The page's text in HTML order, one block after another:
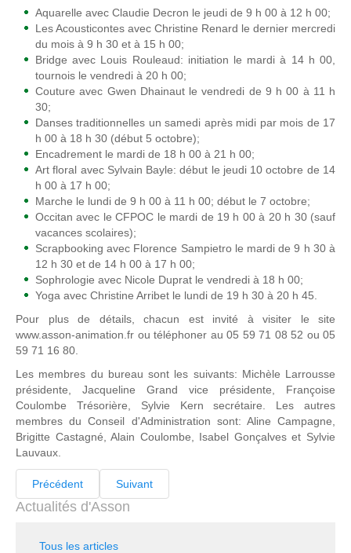
Aquarelle avec Claudie Decron le jeudi de 9 h 00 à 12 h 00;
Les Acousticontes avec Christine Renard le dernier mercredi
du mois à 9 h 30 et à 15 h 00;
Bridge avec Louis Rouleaud: initiation le mardi à 14 h 00,
tournois le vendredi à 20 h 00;
Couture avec Gwen Dhainaut le vendredi de 9 h 00 à 11 h
30;
Danses traditionnelles un samedi après midi par mois de 17
h 00 à 18 h 30 (début 5 octobre);
Encadrement le mardi de 18 h 00 à 21 h 00;
Art floral avec Sylvain Bayle: début le jeudi 10 octobre de 14
h 00 à 17 h 00;
Marche le lundi de 9 h 00 à 11 h 00; début le 7 octobre;
Occitan avec le CFPOC le mardi de 19 h 00 à 20 h 30 (sauf
vacances scolaires);
Scrapbooking avec Florence Sampietro le mardi de 9 h 30 à
12 h 30 et de 14 h 00 à 17 h 00;
Sophrologie avec Nicole Duprat le vendredi à 18 h 00;
Yoga avec Christine Arribet le lundi de 19 h 30 à 20 h 45.
Pour plus de détails, chacun est invité à visiter le site
www.asson-animation.fr ou téléphoner au 05 59 71 08 52 ou 05
59 71 16 80.
Les membres du bureau sont les suivants: Michèle Larrousse
présidente, Jacqueline Grand vice présidente, Françoise
Coulombe Trésorière, Sylvie Kern secrétaire. Les autres
membres du Conseil d'Administration sont: Aline Campagne,
Brigitte Castagné, Alain Coulombe, Isabel Gonçalves et Sylvie
Lauvaux.
Précédent Suivant
Actualités d'Asson
Tous les articles